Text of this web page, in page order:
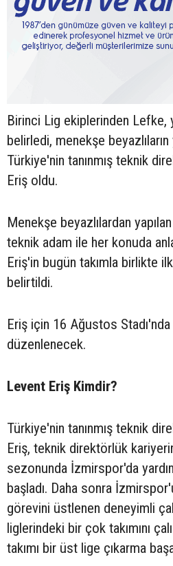
Birinci Lig ekiplerinden
belirledi, menekşe
Türkiye'nin tanınmış teknik
Eriş oldu.
Menekşe beyazlılardan
teknik adam ile her konuda
Eriş'in bugün takımla birlikte
belirtildi.
Eriş için 16 Ağustos
düzenlenecek.
Levent Eriş Kimdir?
Türkiye'nin tanınmış teknik
Eriş, teknik direktörlük
sezonunda İzmirspor'da
başladı. Daha sonra
görevini üstlenen deneyimli
liglerindeki bir çok takımını
takımı bir üst lige çıkarma